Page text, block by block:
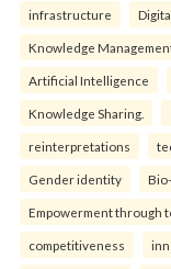
infrastructure
Knowledge
Artificial Intelligence
Knowledge Sharing.
reinterpreta⁠tions
Gender identity
Empowerment through
competitiveness